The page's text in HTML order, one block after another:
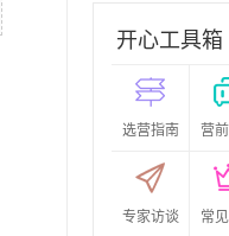
开心工具箱
选营指南 营
专家访谈 常